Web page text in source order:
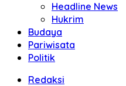
Headline News
Hukrim
Budaya
Pariwisata
Politik
Redaksi